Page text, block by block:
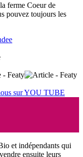
ferme Coeur de
pouvez toujours les
sur YOU TUBE
et indépendants qui
ensuite leurs